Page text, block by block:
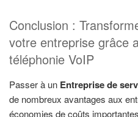
Conclusion :
votre entreprise grâce
téléphonie VoIP
Passer à un Entreprise de
de nombreux avantages aux
économies de coûts